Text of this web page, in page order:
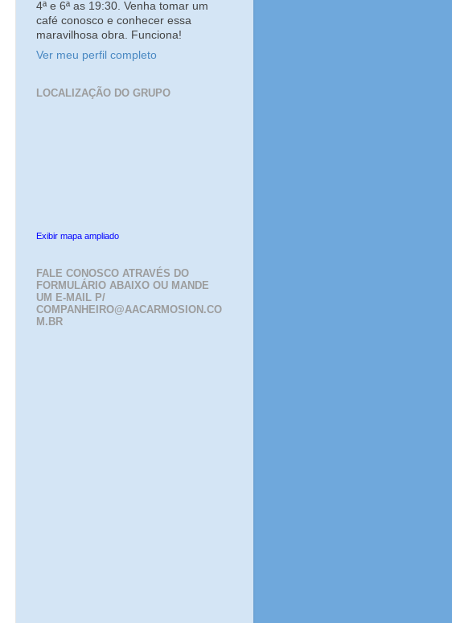
4ª e 6ª as 19:30. Venha tomar um
café conosco e conhecer essa
maravilhosa obra. Funciona!
Ver meu perfil completo
LOCALIZAÇÃO DO GRUPO
Exibir mapa ampliado
FALE CONOSCO ATRAVÉS DO
FORMULÁRIO ABAIXO OU MANDE
UM E-MAIL P/
COMPANHEIRO@AACARMOSION.CO
M.BR